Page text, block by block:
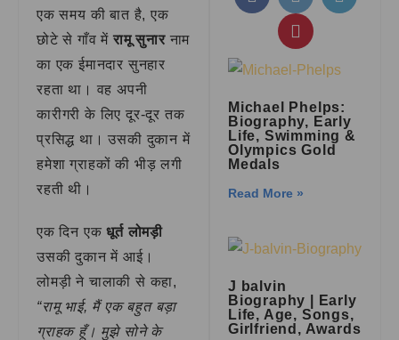
एक समय की बात है, एक
छोटे से गाँव मेंरामू सुनारनाम
का एक ईमानदार सुनहार
रहता था। वह अपनी
कारीगरी के लिए दूर-दूर तक
प्रसिद्ध था। उसकी दुकान में
हमेशा ग्राहकों की भीड़ लगी
रहती थी।
एक दिन एकधूर्त लोमड़ी
उसकी दुकान में आई।
लोमड़ी ने चालाकी से कहा,
“रामू भाई, मैं एक बहुत बड़ा
ग्राहक हूँ। मुझे सोने के
Michael Phelps:
Biography, Early
Life, Swimming &
Olympics Gold
Medals
Read More »
J balvin
Biography | Early
Life, Age, Songs,
Girlfriend, Awards